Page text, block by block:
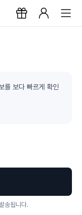
를 보다 빠르게 확인
송됩니다.